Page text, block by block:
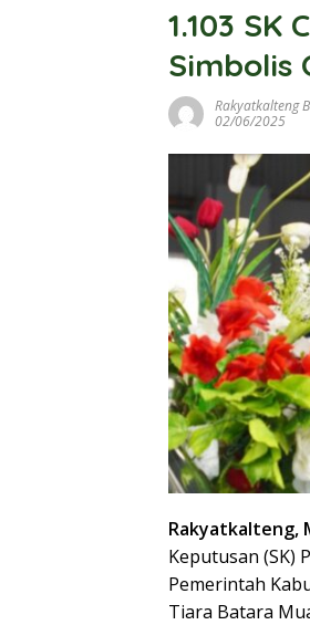
1.103 SK
Simbolis
Rakyatkalteng
02/06/2025
Rakyatkalteng,
Keputusan (SK)
Pemerintah
Tiara Batara